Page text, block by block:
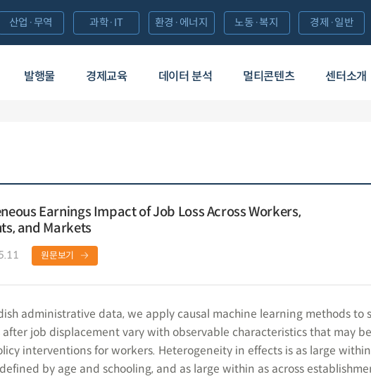
발행물 경제교육 데이터 분석 멀티콘텐츠 센터소개
산업·무역 과학·IT 환경·에너지 노동·복지 경제·일반
Earnings Impact of Job Loss Across Workers,
and Markets
원문보기
administrative data, we apply causal machine learning methods to
after job displacement vary with observable characteristics that may
interventions for workers. Heterogeneity in effects is as large within
by age and schooling, and as large within as across